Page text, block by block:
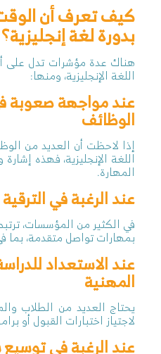
كيف تعرف أن
بدورة لغة إنجليزية؟
هناك عدة مؤشرات تدل على
اللغة الإنجليزية، ومنها:
عند مواجهة صعوبة
الوظائف
إذا لاحظت أن العديد من
اللغة الإنجليزية، فهذه
المهارة.
عند الرغبة في الترقية
في الكثير من المؤسسات،
بمهارات تواصل متقدمة، بما
عند الاستعداد
المهنية
يحتاج العديد من الطلاب
لاجتياز اختبارات القبول أو
عند الرغبة في